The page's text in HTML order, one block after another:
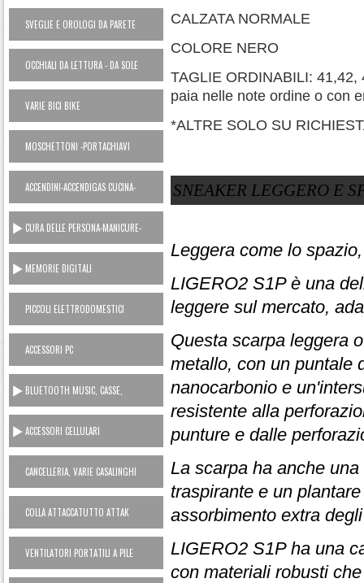
SVEGLIE E OROLOGI DA PARETE
OCCHIALI DA LETTURA - DA SOLE
VARIE BICI BIKE
MOSCHETTONI -PORTACHIAVI
ACCENDINI-ACCENDIGAS CUCINA-
RICARICA GAS
CURA DELLE PERSONA-MANICURE-
LAMETTE
MEMORIE DIGITALI
PICCOLI ELETTRODOMESTICI
AC230V
ACCESSORI PC
BLUETOOTH MUSIC, CASSE,
CUFFIE, MICROFONI, RADIO...
ACCESSORI CELLULARI
SMARTPHONES
CANCELLERIA, VARIE CASALINGHI
COLLA ATTACCATUTTO ATTAK
VENTILATORI PORTATILI A PILE
CALZATA NORMALE
COLORE NERO
TAGLIE ORDINABILI:
paia nelle note ordine o con
*ALTRE SOLO SU
SNEAKER LEGGERO E
Leggera come lo
LIGERO2 S1P è una
leggere sul mercato,
Questa scarpa leggera
metallo, con un puntale
nanocarbonio e
resistente alla
punture e dalle
La scarpa ha anche
traspirante e un
assorbimento extra
LIGERO2 S1P ha una
con materiali robusti